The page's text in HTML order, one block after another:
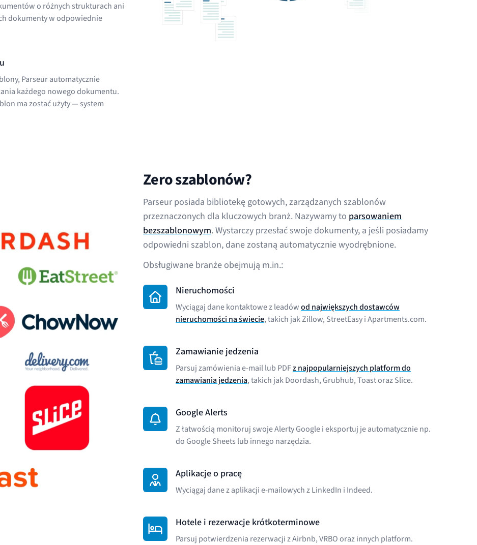
o różnych strukturach ani
dokumenty w odpowiednie
Parseur automatycznie
każdego nowego dokumentu.
ma zostać użyty — system
Zero szablonów?
Parseur posiada bibliotekę gotowych, zarządzanych szablonów
przeznaczonych dla kluczowych branż. Nazywamy to parsowaniem
bezszablonowym. Wystarczy przesłać swoje dokumenty, a jeśli posiadamy
odpowiedni szablon, dane zostaną automatycznie wyodrębnione.
Obsługiwane branże obejmują m.in.:
Nieruchomości
Wyciągaj dane kontaktowe z leadówod największych dostawców
nieruchomości na świecie, takich jak Zillow, StreetEasy i Apartments.com.
Zamawianie jedzenia
Parsuj zamówienia e-mail lub PDFz najpopularniejszych platform do
zamawiania jedzenia, takich jak Doordash, Grubhub, Toast oraz Slice.
Google Alerts
Z łatwością monitoruj swoje Alerty Google i eksportuj je automatycznie np.
do Google Sheets lub innego narzędzia.
Aplikacje o pracę
Wyciągaj dane z aplikacji e-mailowych z LinkedIn i Indeed.
Hotele i rezerwacje krótkoterminowe
Parsuj potwierdzenia rezerwacji z Airbnb, VRBO oraz innych platform.